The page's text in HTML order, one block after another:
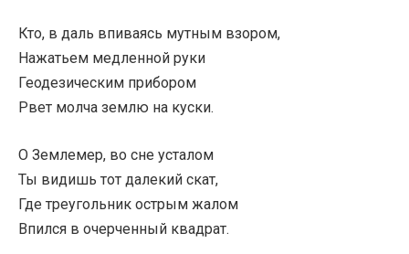
Кто, в даль впиваясь мутным взором,
Нажатьем медленной руки
Геодезическим прибором
Рвет молча землю на куски.
О Землемер, во сне усталом
Ты видишь тот далекий скат,
Где треугольник острым жалом
Впился в очерченный квадрат.